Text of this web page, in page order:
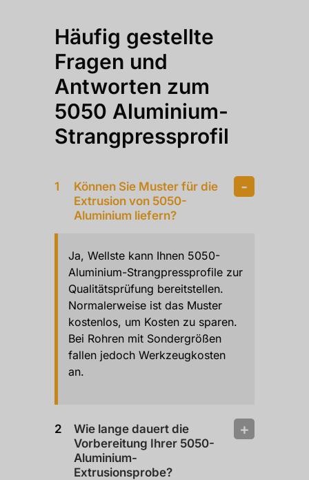
Häufig gestellte
Fragen und
Antworten zum
5050 Aluminium-
Strangpressprofil
Können Sie Muster für die
Extrusion von 5050-
Aluminium liefern?
Ja, Wellste kann Ihnen 5050-
Aluminium-Strangpressprofile zur
Qualitätsprüfung bereitstellen.
Normalerweise ist das Muster
kostenlos, um Kosten zu sparen.
Bei Rohren mit Sondergrößen
fallen jedoch Werkzeugkosten
an.
Wie lange dauert die
Vorbereitung Ihrer 5050-
Aluminium-
Extrusionsprobe?